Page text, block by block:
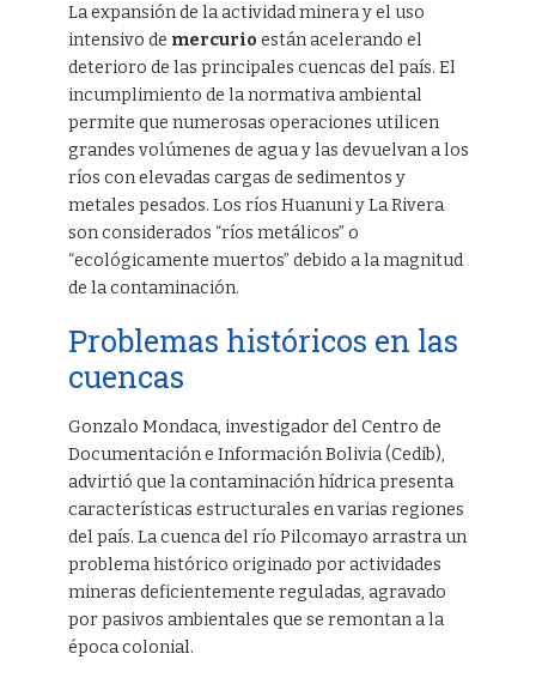
La expansión de la actividad minera y el uso
intensivo de mercurio están acelerando el
deterioro de las principales cuencas del país. El
incumplimiento de la normativa ambiental
permite que numerosas operaciones utilicen
grandes volúmenes de agua y las devuelvan a los
ríos con elevadas cargas de sedimentos y
metales pesados. Los ríos Huanuni y La Rivera
son considerados “ríos metálicos” o
“ecológicamente muertos” debido a la magnitud
de la contaminación.
Problemas históricos en las
cuencas
Gonzalo Mondaca, investigador del Centro de
Documentación e Información Bolivia (Cedib),
advirtió que la contaminación hídrica presenta
características estructurales en varias regiones
del país. La cuenca del río Pilcomayo arrastra un
problema histórico originado por actividades
mineras deficientemente reguladas, agravado
por pasivos ambientales que se remontan a la
época colonial.